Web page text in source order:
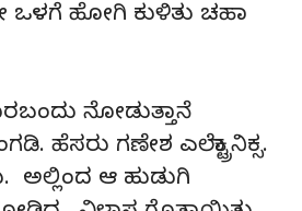
ಹೋಗಿ ಕುಳಿತು ಚಹಾ
ನೋಡುತ್ತಾನೆ
ಹೆಸರು ಗಣೇಶ ಎಲೆಕ್ಟ್ರಾನಿಕ್ಸ.
ಅಲ್ಲಿಂದ ಆ ಹುಡುಗಿ